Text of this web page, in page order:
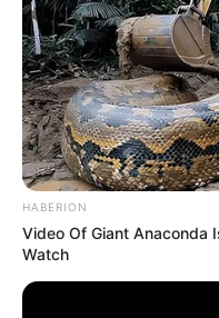
pode ser no início da
Evite fazer isso no
período, o sol é mais
temperaturas são
3. Utilize vasos com
HABERION
Video Of Giant Anaconda
Watch